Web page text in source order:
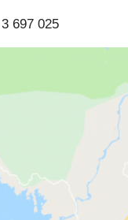
697 025